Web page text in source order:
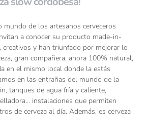
mundo de los artesanos cerveceros
a conocer su producto made-in-
creativos y han triunfado por mejorar lo
gran compañera, ahora 100% natural,
en el mismo local donde la estás
en las entrañas del mundo de la
tanques de agua fría y caliente,
instalaciones que permiten
de cerveza al día. Además, es cerveza